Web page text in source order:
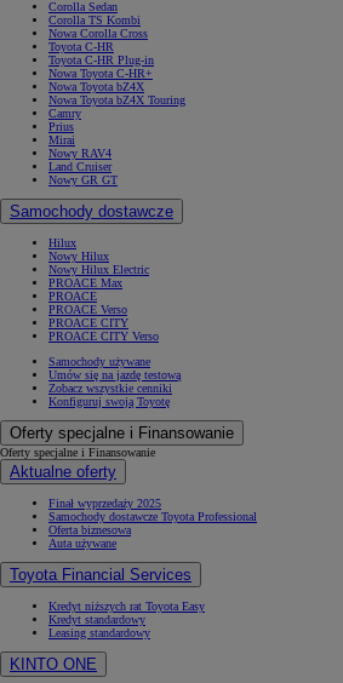
Corolla Sedan
Corolla TS Kombi
Nowa Corolla Cross
Toyota C-HR
Toyota C-HR Plug-in
Nowa Toyota C-HR+
Nowa Toyota bZ4X
Nowa Toyota bZ4X Touring
Camry
Prius
Mirai
Nowy RAV4
Land Cruiser
Nowy GR GT
Samochody dostawcze
Hilux
Nowy Hilux
Nowy Hilux Electric
PROACE Max
PROACE
PROACE Verso
PROACE CITY
PROACE CITY Verso
Samochody używane
Umów się na jazdę testową
Zobacz wszystkie cenniki
Konfiguruj swoją Toyotę
Oferty specjalne i Finansowanie
Oferty specjalne i Finansowanie
Aktualne oferty
Finał wyprzedaży 2025
Samochody dostawcze Toyota Professional
Oferta biznesowa
Auta używane
Toyota Financial Services
Kredyt niższych rat Toyota Easy
Kredyt standardowy
Leasing standardowy
KINTO ONE